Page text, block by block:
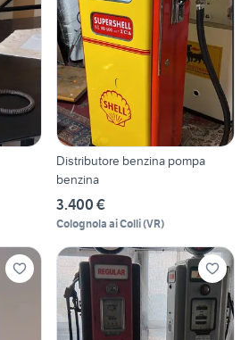
Distributore benzina pompa
benzina
3.400 €
Colognola ai Colli(VR)